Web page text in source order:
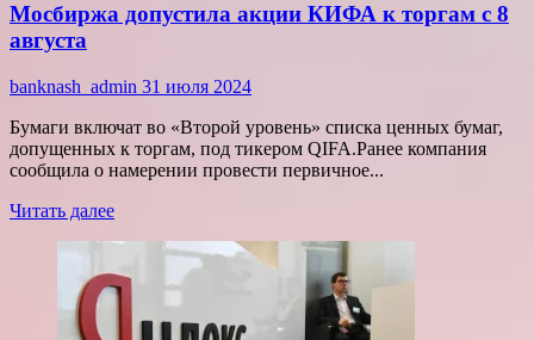
Мосбиржа допустила акции КИФА к торгам с 8
августа
banknash_admin 31 июля 2024
Бумаги включат во «Второй уровень» списка ценных бумаг,
допущенных к торгам, под тикером QIFA.Ранее компания
сообщила о намерении провести первичное...
Читать далееПрочитать
Мосбиржа
допустила
акции